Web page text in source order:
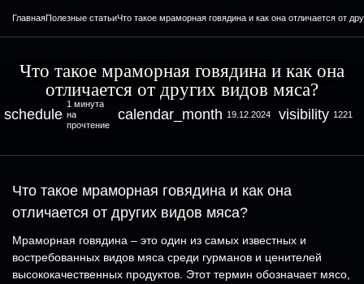
ГлавнаяПолезные статьиЧто такое мраморная говядина и как она отличается от
Что такое мраморная говядина и как она
отличается от других видов мяса?
schedule
1 минута
на
прочтение
calendar_month 19.12.2024 visibility 1221
Что такое мраморная говядина и как она
отличается от других видов мяса?
Мраморная говядина – это один из самых известных и
востребованных видов мяса среди гурманов и ценителей
высококачественных продуктов. Этот термин обозначает мясо,